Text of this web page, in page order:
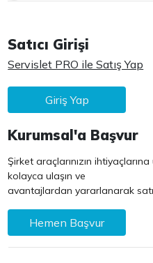
Satıcı Girişi
Servislet PRO ile Satış Yap
Giriş Yap
Kurumsal'a Başvur
Şirket araçlarınızın
kolayca ulaşın ve
avantajlardan yararlanarak
Hemen Başvur